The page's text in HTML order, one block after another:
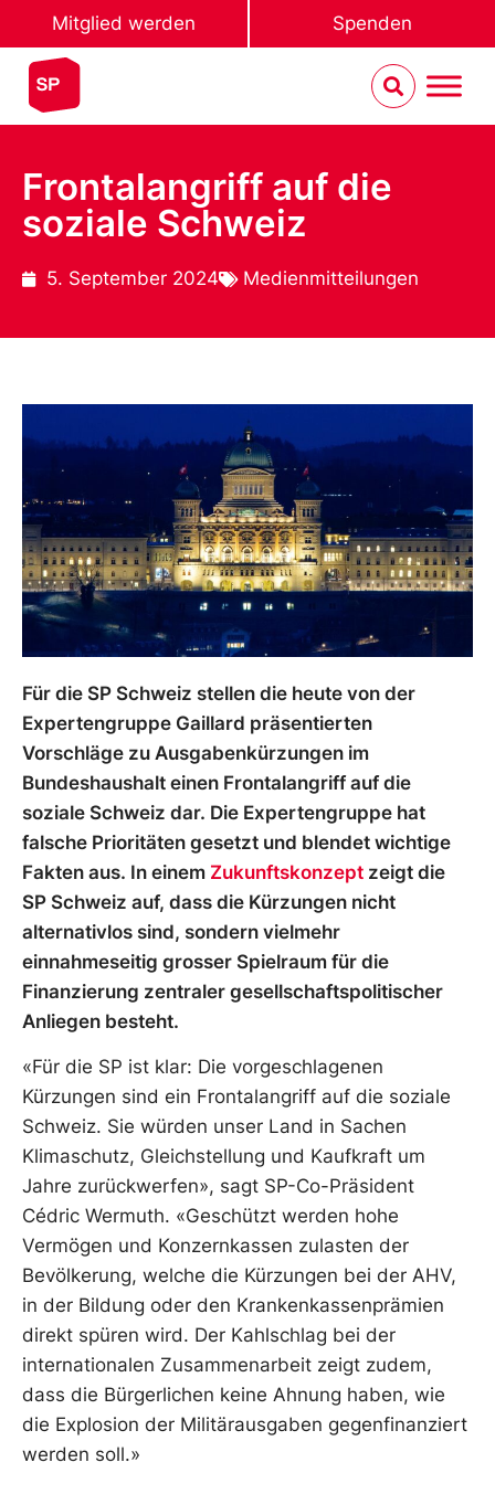
Mitglied werden Spenden
Frontalangriff auf die
soziale Schweiz
5. September 2024 Medienmitteilungen
Für die SP Schweiz stellen die heute von der
Expertengruppe Gaillard präsentierten
Vorschläge zu Ausgabenkürzungen im
Bundeshaushalt einen Frontalangriff auf die
soziale Schweiz dar. Die Expertengruppe hat
falsche Prioritäten gesetzt und blendet wichtige
Fakten aus. In einem Zukunftskonzept zeigt die
SP Schweiz auf, dass die Kürzungen nicht
alternativlos sind, sondern vielmehr
einnahmeseitig grosser Spielraum für die
Finanzierung zentraler gesellschaftspolitischer
Anliegen besteht.
«Für die SP ist klar: Die vorgeschlagenen
Kürzungen sind ein Frontalangriff auf die soziale
Schweiz. Sie würden unser Land in Sachen
Klimaschutz, Gleichstellung und Kaufkraft um
Jahre zurückwerfen», sagt SP-Co-Präsident
Cédric Wermuth. «Geschützt werden hohe
Vermögen und Konzernkassen zulasten der
Bevölkerung, welche die Kürzungen bei der AHV,
in der Bildung oder den Krankenkassenprämien
direkt spüren wird. Der Kahlschlag bei der
internationalen Zusammenarbeit zeigt zudem,
dass die Bürgerlichen keine Ahnung haben, wie
die Explosion der Militärausgaben gegenfinanziert
werden soll.»